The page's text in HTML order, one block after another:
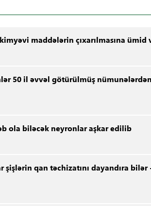
maddələrin çıxarılmasına ümid
50 il əvvəl götürülmüş
ola biləcək neyronlar aşkar edilib
şişlərin qan təchizatını dayandıra